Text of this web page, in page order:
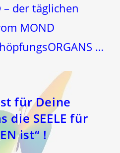
– der täglichen
MOND
…
für Deine
die SEELE für
ist“ !